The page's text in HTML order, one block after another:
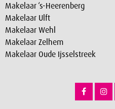
Makelaar ‘s-Heerenberg
Makelaar Ulft
Makelaar Wehl
Makelaar Zelhem
Makelaar Oude Ijsselstreek